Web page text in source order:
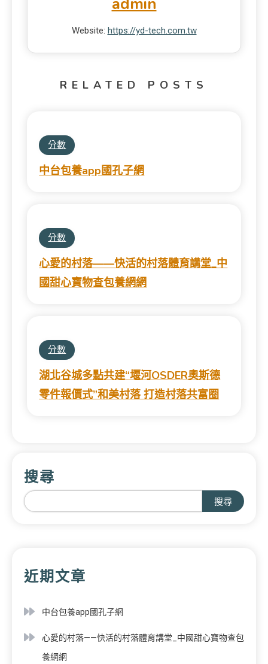
Website: https://yd-tech.com.tw
RELATED POSTS
分數
中台包養app國孔子網
分數
心愛的村落——快活的村落體育講堂_中
國甜心寶物查包養網網
分數
湖北谷城多點共建“堰河OSDER奧斯德
零件報價式”和美村落 打造村落共富圈
搜尋
搜尋
近期文章
中台包養app國孔子網
心愛的村落——快活的村落體育講堂_中國甜心寶物查包
養網網